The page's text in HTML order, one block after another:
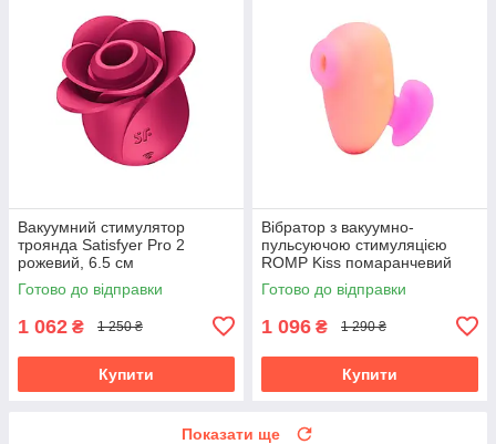
Вакуумний стимулятор
троянда Satisfyer Pro 2
рожевий, 6.5 см
Готово до відправки
1 062 ₴ 1 250 ₴
Купити
Вібратор з вакуумно-
пульсуючою стимуляцією
ROMP Kiss помаранчевий
Готово до відправки
1 096 ₴ 1 290 ₴
Купити
Показати ще